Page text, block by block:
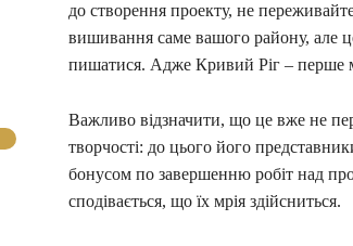
до створення проекту, не
вишивання саме вашого району, але
пишатися. Адже Кривий Ріг – перше
Важливо відзначити, що це вже не
творчості: до цього його
бонусом по завершенню робіт над
сподівається, що їх мрія здійсниться.